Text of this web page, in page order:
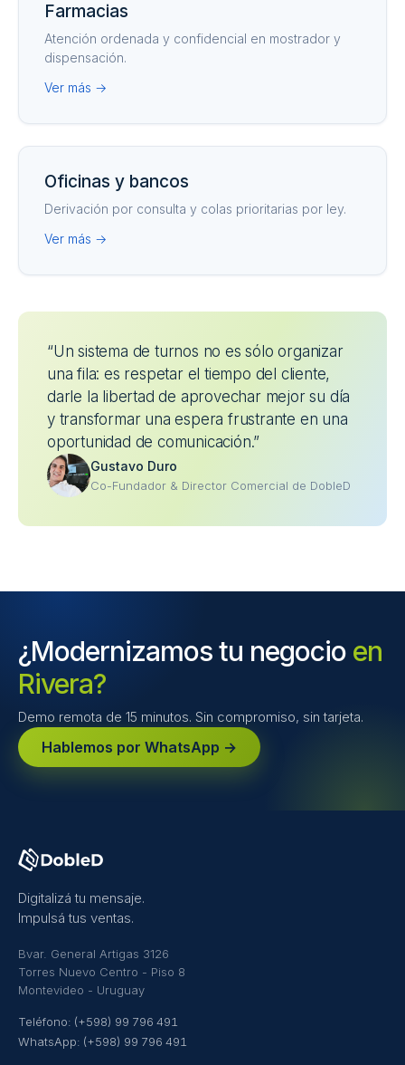
Farmacias
Atención ordenada y confidencial en mostrador y
dispensación.
Ver más →
Oficinas y bancos
Derivación por consulta y colas prioritarias por ley.
Ver más →
“Un sistema de turnos no es sólo organizar
una fila: es respetar el tiempo del cliente,
darle la libertad de aprovechar mejor su día
y transformar una espera frustrante en una
oportunidad de comunicación.”
Gustavo Duro
Co-Fundador & Director Comercial de DobleD
¿Modernizamos tu negocio en
Rivera?
Demo remota de 15 minutos. Sin compromiso, sin tarjeta.
Hablemos por WhatsApp →
Digitalizá tu mensaje.
Impulsá tus ventas.
Bvar. General Artigas 3126
Torres Nuevo Centro - Piso 8
Montevideo - Uruguay
Teléfono: (+598) 99 796 491
WhatsApp: (+598) 99 796 491